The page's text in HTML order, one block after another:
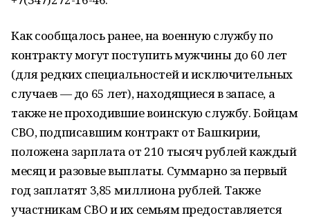
Как сообщалось ранее, на военную службу по
контракту могут поступить мужчины до 60 лет
(для редких специальностей и исключительных
случаев — до 65 лет), находящиеся в запасе, а
также не проходившие воинскую службу. Бойцам
СВО, подписавшим контракт от Башкирии,
положена зарплата от 210 тысяч рублей каждый
месяц и разовые выплаты. Суммарно за первый
год заплатят 3,85 миллиона рублей. Также
участникам СВО и их семьям предоставляется